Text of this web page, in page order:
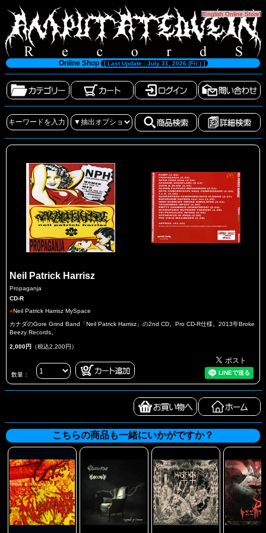
[English Online Store]
Online Shop [ Last Update : July 31, 2026 (Fri.) ]
Neil Patrick Harrisz
Propaganja
CD-R
●Neil Patrick Harrisz MySpace
カナダのGore Grind Band「Neil Patrick Harrisz」の2nd CD。Pro CD-R仕様。2013年Broke
Beezy Records。
2,000円 （税込2,200円）
数量：
こちらの商品も一緒にいかがですか？